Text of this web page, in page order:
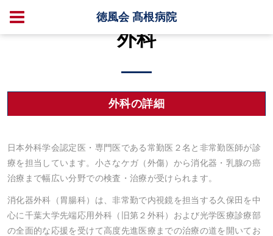
徳風会 髙根病院
外科
外科の詳細
日本外科学会認定医・専門医である常勤医２名と非常勤医師が診
療を担当しています。小さなケガ（外傷）から消化器・乳腺の癌
治療まで幅広い分野での検査・治療が受けられます。
消化器外科（胃腸科）は、非常勤で内視鏡を担当する久保田を中
心に千葉大学先端応用外科（旧第２外科）および光学医療診療部
の全面的な応援を受けて高度先進医療までの治療の道を開いてお